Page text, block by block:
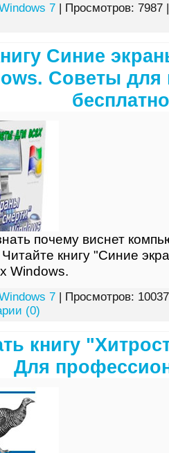
7| Просмотров: 7987
Синие
Советы для
бесплатно
почему виснет
книгу "Синие
Windows.
7| Просмотров:
(0)
книгу
Для